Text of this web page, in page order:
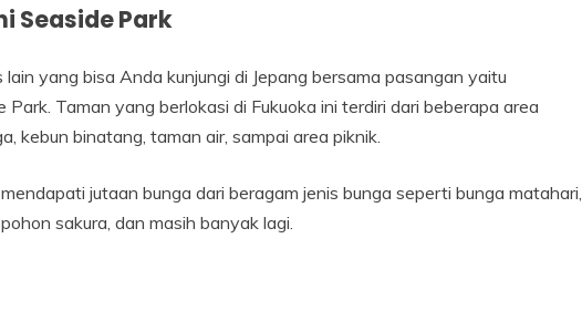
Seaside Park
yang bisa Anda kunjungi di Jepang bersama pasangan yaitu
Park. Taman yang berlokasi di Fukuoka ini terdiri dari beberapa area
kebun binatang, taman air, sampai area piknik.
jutaan bunga dari beragam jenis bunga seperti bunga matahari,
sakura, dan masih banyak lagi.